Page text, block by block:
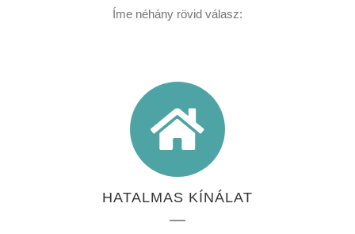
Íme néhány rövid válasz:
HATALMAS KÍNÁLAT